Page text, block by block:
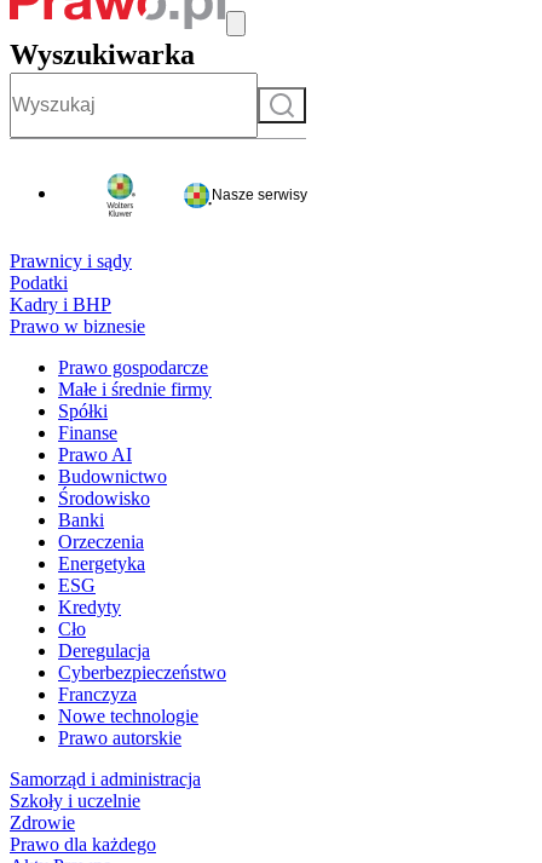
Wyszukiwarka
Szukaj
Nasze serwisy
Prawnicy i sądy
Podatki
Kadry i BHP
Prawo w biznesie
Prawo gospodarcze
Małe i średnie firmy
Spółki
Finanse
Prawo AI
Budownictwo
Środowisko
Banki
Orzeczenia
Energetyka
ESG
Kredyty
Cło
Deregulacja
Cyberbezpieczeństwo
Franczyza
Nowe technologie
Prawo autorskie
Samorząd i administracja
Szkoły i uczelnie
Zdrowie
Prawo dla każdego